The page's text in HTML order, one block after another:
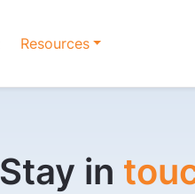
Resources
Stay in